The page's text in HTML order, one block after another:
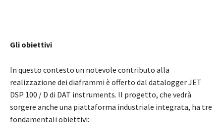
Gli obiettivi
In questo contesto un notevole contributo alla
realizzazione dei diaframmi è offerto dal datalogger JET
DSP 100 / D di DAT instruments. Il progetto, che vedrà
sorgere anche una piattaforma industriale integrata, ha tre
fondamentali obiettivi: